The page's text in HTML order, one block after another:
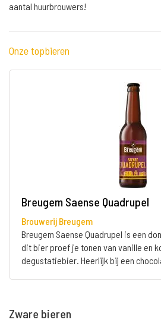
aantal huurbrouwers!
Onze topbieren
Breugem Saense Quadrupel
Brouwerij Breugem
Breugem Saense Quadrupel is een
dit bier proef je tonen van vanille en
degustatiebier. Heerlijk bij een
Zware bieren